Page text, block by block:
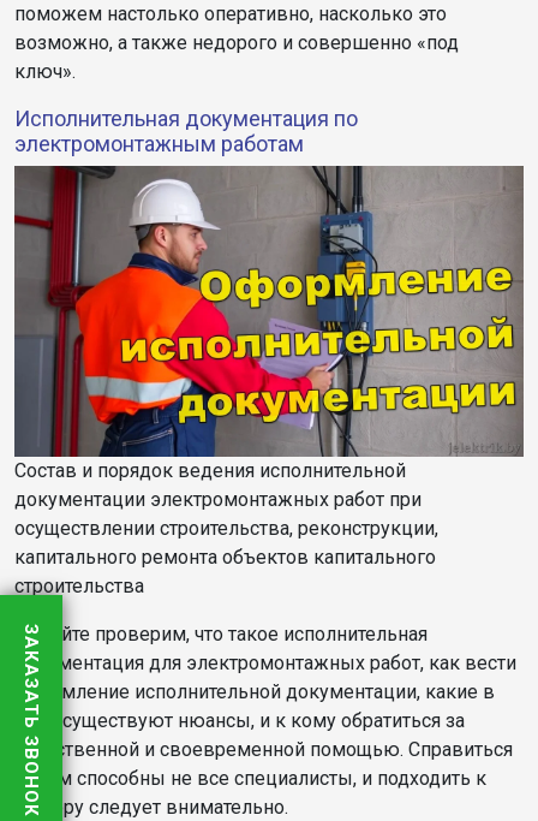
поможем настолько оперативно, насколько это
возможно, а также недорого и совершенно «под
ключ».
Исполнительная документация по
электромонтажным работам
Состав и порядок ведения исполнительной
документации электромонтажных работ при
осуществлении строительства, реконструкции,
капитального ремонта объектов капитального
строительства
Давайте проверим, что такое исполнительная
документация для электромонтажных работ, как вести
оформление исполнительной документации, какие в
этом существуют нюансы, и к кому обратиться за
качественной и своевременной помощью. Справиться
с этим способны не все специалисты, и подходить к
выбору следует внимательно.
ЗАКАЗАТЬ ЗВОНОК